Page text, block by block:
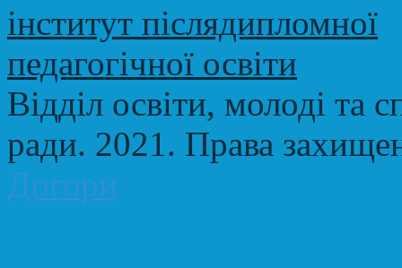
Відділ освіти, молоді та
ради. 2021. Права
Догори